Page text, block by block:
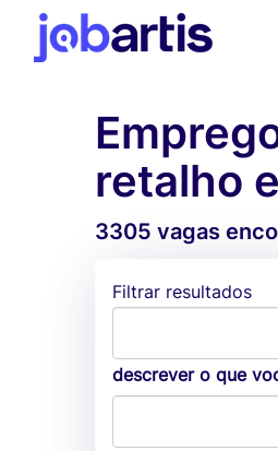
retalho
3305 vagas
Filtrar resultados
descrever o que